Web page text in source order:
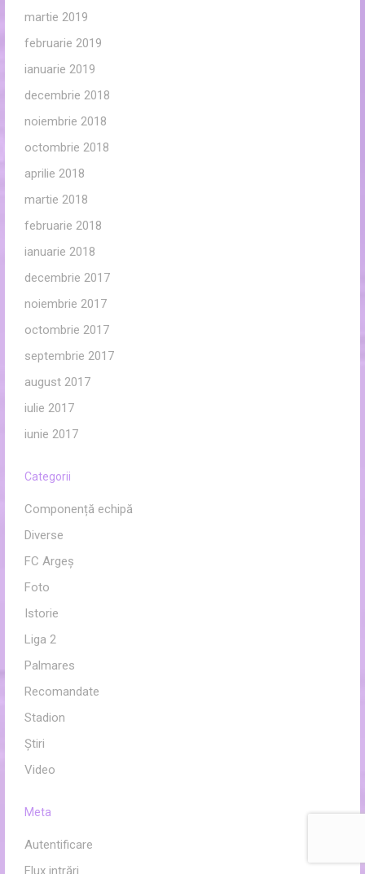
martie 2019
februarie 2019
ianuarie 2019
decembrie 2018
noiembrie 2018
octombrie 2018
aprilie 2018
martie 2018
februarie 2018
ianuarie 2018
decembrie 2017
noiembrie 2017
octombrie 2017
septembrie 2017
august 2017
iulie 2017
iunie 2017
Categorii
Componență echipă
Diverse
FC Argeș
Foto
Istorie
Liga 2
Palmares
Recomandate
Stadion
Ştiri
Video
Meta
Autentificare
Flux intrări